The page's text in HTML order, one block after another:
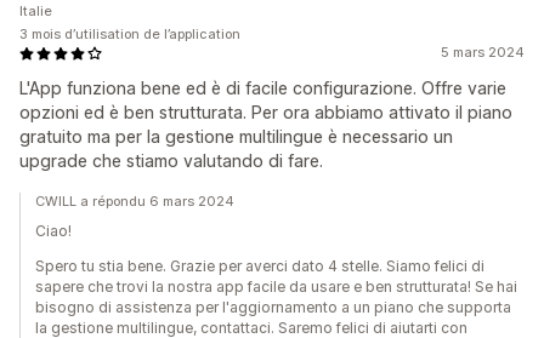
5 mars 2024
L'App funziona bene ed è di facile configurazione. Offre varie
opzioni ed è ben strutturata. Per ora abbiamo attivato il piano
gratuito ma per la gestione multilingue è necessario un
upgrade che stiamo valutando di fare.
Italie
3 mois d’utilisation de l’application
CWILL a répondu 6 mars 2024
Ciao!
Spero tu stia bene. Grazie per averci dato 4 stelle. Siamo felici di
sapere che trovi la nostra app facile da usare e ben strutturata! Se hai
bisogno di assistenza per l'aggiornamento a un piano che supporta
la gestione multilingue, contattaci. Saremo felici di aiutarti con